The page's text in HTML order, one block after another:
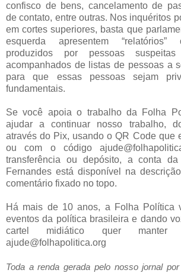
confisco de bens, cancelamento de
de contato, entre outras. Nos inquéritos
em cortes superiores, basta que
esquerda apresentem “relatórios”
produzidos por pessoas
acompanhados de listas de pessoas a
para que essas pessoas sejam
fundamentais.
Se você apoia o trabalho da Folha
ajudar a continuar nosso trabalho,
através do Pix, usando o QR Code que
ou com o código
transferência ou depósito, a conta
Fernandes está disponível na
comentário fixado no topo.
Há mais de 10 anos, a Folha Política
eventos da política brasileira e dando
cartel midiático quer manter
ajude@folhapolitica.org
Toda a renda gerada pelo nosso jornal